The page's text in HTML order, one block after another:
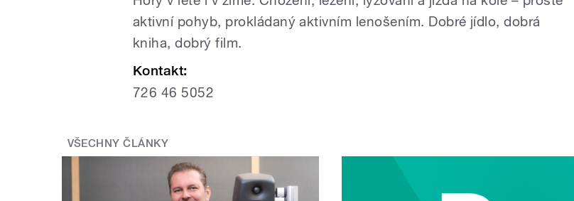
aktivní pohyb, prokládaný aktivním lenošením. Dobré jídlo, dobrá
kniha, dobrý film.
Kontakt:
726 46 5052
VŠECHNY ČLÁNKY